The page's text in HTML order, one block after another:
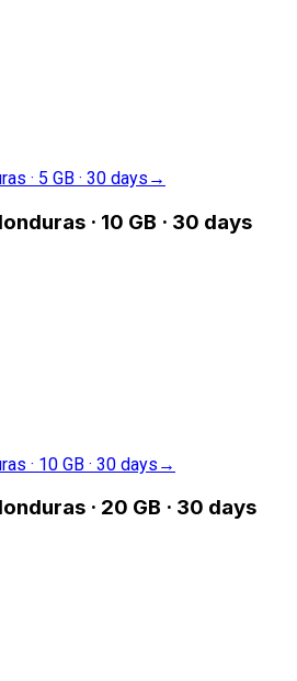
· 5 GB · 30 days →
· 10 GB · 30 days
· 10 GB · 30 days →
· 20 GB · 30 days